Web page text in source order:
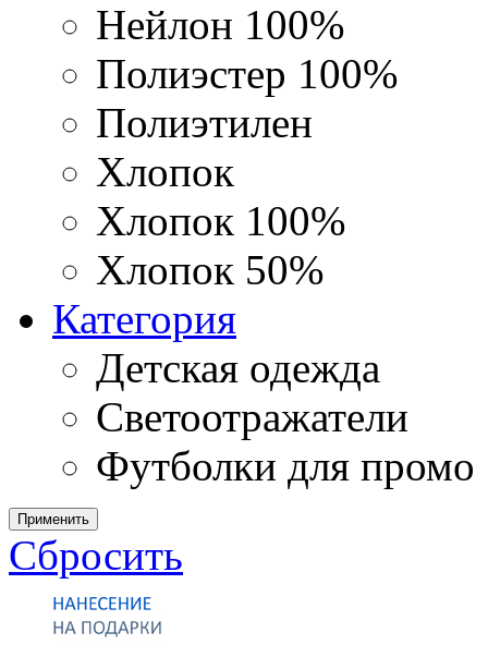
Нейлон 100%
Полиэстер 100%
Полиэтилен
Хлопок
Хлопок 100%
Хлопок 50%
Категория
Детская одежда
Светоотражатели
Футболки для промо
Применить
Сбросить